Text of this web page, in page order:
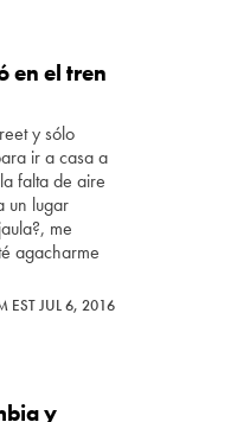
en el tren
y sólo
ir a casa a
falta de aire
un lugar
me
agacharme
EST JUL 6, 2016
y